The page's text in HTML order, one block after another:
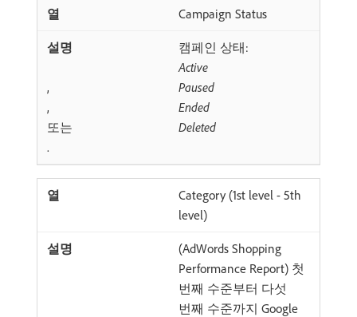
Campaign Status
캠페인 상태:
Active
,
Paused
,
Ended
또는
Deleted
.
Category (1st level - 5th
level)
(AdWords Shopping
Performance Report) 첫
번째 수준부터 다섯
번째 수준까지 Google